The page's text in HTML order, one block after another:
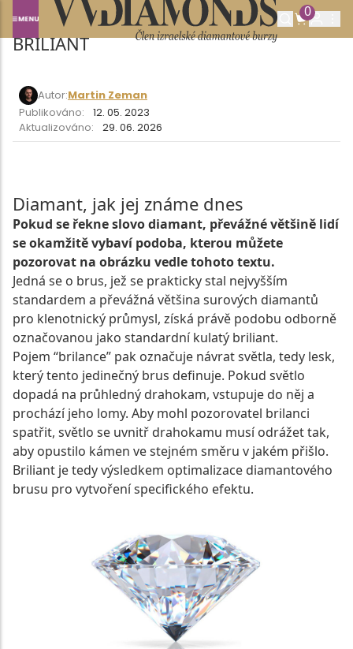
0
Domů O DIAMANTECH BRILIANT
BRILIANT
Autor:Martin Zeman
Publikováno:
12. 05. 2023
Aktualizováno:
29. 06. 2026
Diamant, jak jej známe dnes
Pokud se řekne slovo diamant, převážné většině lidí
se okamžitě vybaví podoba, kterou můžete
pozorovat na obrázku vedle tohoto textu.
Jedná se o brus, jež se prakticky stal nejvyšším
standardem a převážná většina surových diamantů
pro klenotnický průmysl, získá právě podobu odborně
označovanou jako standardní kulatý briliant.
Pojem “brilance” pak označuje návrat světla, tedy lesk,
který tento jedinečný brus definuje. Pokud světlo
dopadá na průhledný drahokam, vstupuje do něj a
prochází jeho lomy. Aby mohl pozorovatel brilanci
spatřit, světlo se uvnitř drahokamu musí odrážet tak,
aby opustilo kámen ve stejném směru v jakém přišlo.
Briliant je tedy výsledkem optimalizace diamantového
brusu pro vytvoření specifického efektu.